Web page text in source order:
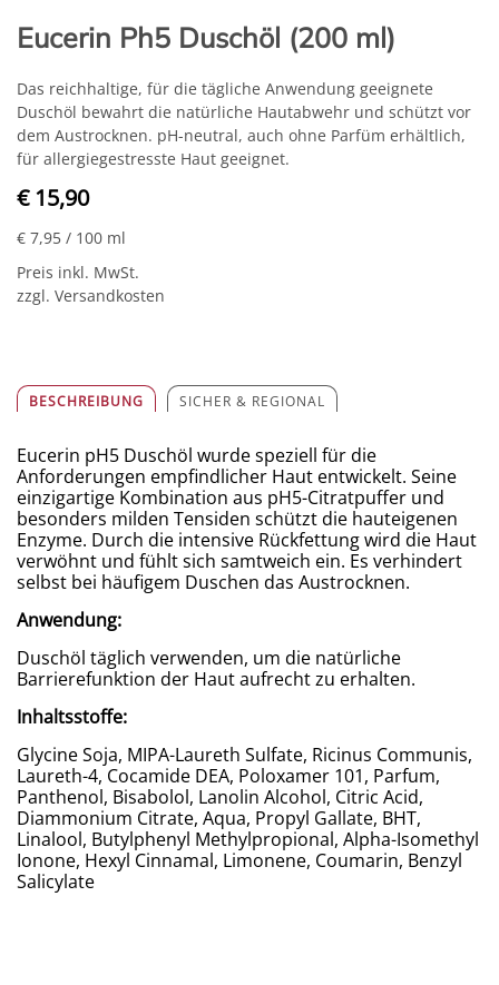
Eucerin Ph5 Duschöl (200 ml)
Das reichhaltige, für die tägliche Anwendung geeignete
Duschöl bewahrt die natürliche Hautabwehr und schützt vor
dem Austrocknen. pH-neutral, auch ohne Parfüm erhältlich,
für allergiegestresste Haut geeignet.
€ 15,90
€ 7,95 / 100 ml
Preis inkl. MwSt.
zzgl. Versandkosten
BESCHREIBUNG SICHER & REGIONAL
Eucerin pH5 Duschöl wurde speziell für die
Anforderungen empfindlicher Haut entwickelt. Seine
einzigartige Kombination aus pH5-Citratpuffer und
besonders milden Tensiden schützt die hauteigenen
Enzyme. Durch die intensive Rückfettung wird die Haut
verwöhnt und fühlt sich samtweich ein. Es verhindert
selbst bei häufigem Duschen das Austrocknen.
Anwendung:
Duschöl täglich verwenden, um die natürliche
Barrierefunktion der Haut aufrecht zu erhalten.
Inhaltsstoffe:
Glycine Soja, MIPA-Laureth Sulfate, Ricinus Communis,
Laureth-4, Cocamide DEA, Poloxamer 101, Parfum,
Panthenol, Bisabolol, Lanolin Alcohol, Citric Acid,
Diammonium Citrate, Aqua, Propyl Gallate, BHT,
Linalool, Butylphenyl Methylpropional, Alpha-Isomethyl
Ionone, Hexyl Cinnamal, Limonene, Coumarin, Benzyl
Salicylate